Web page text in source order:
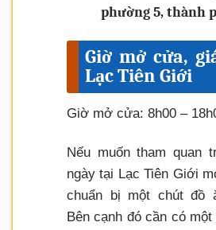
phường 5, thành
Giờ mở cửa,
Lạc Tiên Giới
Giờ mở cửa: 8h00 –
Nếu muốn tham quan
ngày tại Lạc Tiên Giới
chuẩn bị một chút đồ
Bên cạnh đó cần có